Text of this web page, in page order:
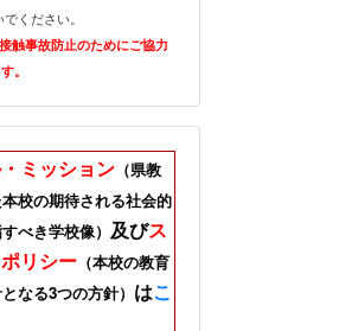
ください。
触事故防止のためにご協力
。
ミッション （県教
校の期待される社会的
べき学校像） 及びス
リシー （本校の教育
なる3つの方針） はこ